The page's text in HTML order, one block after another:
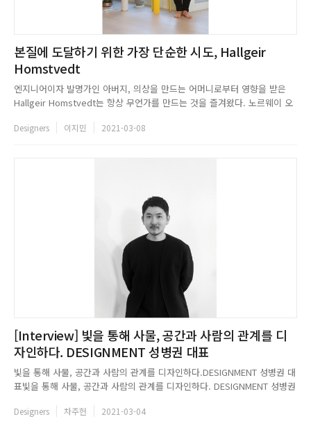
본질에 도달하기 위한 가장 단순한 시도, Hallgeir
Homstvedt
엔지니어이자 발명가인 아버지, 의상을 만드는 어머니로부터 영향을 받은
Hallgeir Homstvedt는 항상 무언가를 만드는 것을 즐겨왔다. 노르웨이 오
떠났다. 아버지의 기술적인 면을 물려받지 못했지만, 미숙한 부분을 미적인
Designers 이지민 2021-03-08
[Interview] 빛을 통해 사물, 공간과 사람의 관계를 디
자인하다. DESIGNMENT 성병권 대표
빛을 통해 사물, 공간과 사람의 관계를 디자인하다.DESIGNMENT 성병권 대
표빛을 통해 사물, 공간과 사람의 관계를 디자인하다. DESIGNMENT 성병권
Designers 차주헌 2021-03-04